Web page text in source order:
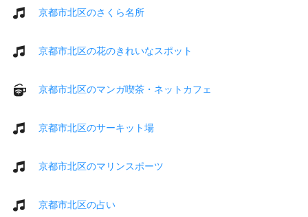
京都市北区のさくら名所
京都市北区の花のきれいなスポット
京都市北区のマンガ喫茶・ネットカフェ
京都市北区のサーキット場
京都市北区のマリンスポーツ
京都市北区の占い